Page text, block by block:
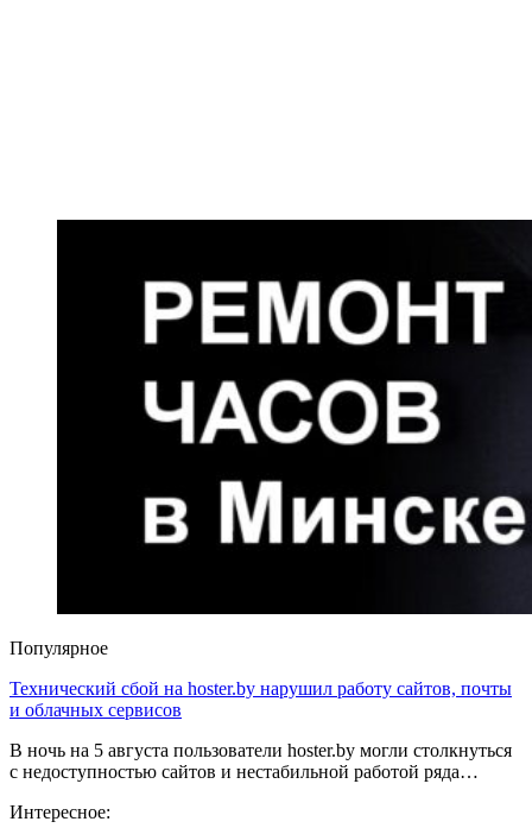
Популярное
Технический сбой на hoster.by нарушил работу сайтов, почты
и облачных сервисов
В ночь на 5 августа пользователи hoster.by могли столкнуться
с недоступностью сайтов и нестабильной работой ряда…
Интересное: